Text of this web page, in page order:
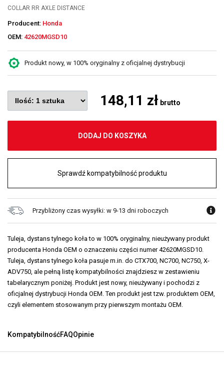
COLLAR RR AXLE DISTANCE
Producent: Honda
OEM: 42620MGSD10
Produkt nowy, w 100% oryginalny z oficjalnej dystrybucji
148,11 zł brutto
DODAJ DO KOSZYKA
Sprawdź kompatybilność produktu
Przybliżony czas wysyłki: w 9-13 dni roboczych
Tuleja, dystans tylnego koła to w 100% oryginalny, nieużywany produkt
producenta Honda OEM o oznaczeniu części numer 42620MGSD10.
Tuleja, dystans tylnego koła pasuje m.in. do CTX700, NC700, NC750, X-
ADV750, ale pełną listę kompatybilności znajdziesz w zestawieniu
tabelarycznym poniżej. Produkt jest nowy, nieużywany i pochodzi z
oficjalnej dystrybucji Honda OEM. Ten produkt jest tzw. produktem OEM,
czyli elementem stosowanym przy pierwszym montażu OEM.
KompatybilnośćFAQOpinie